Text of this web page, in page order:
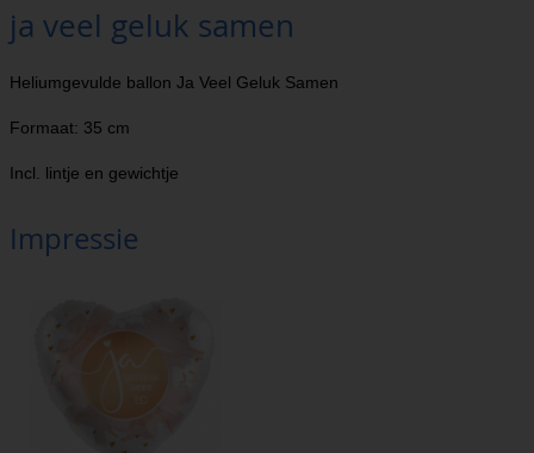
ja veel geluk samen
Heliumgevulde ballon Ja Veel Geluk Samen
Formaat: 35 cm
Incl. lintje en gewichtje
Impressie